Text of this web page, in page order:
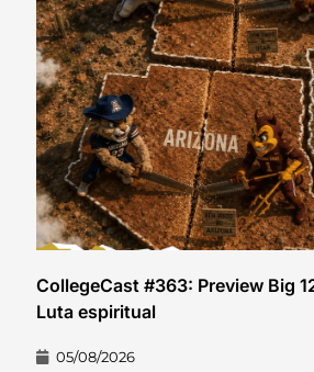
CollegeCast #363: Preview Big
Luta espiritual
05/08/2026